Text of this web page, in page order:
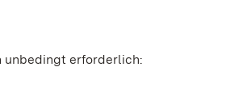
unbedingt erforderlich: